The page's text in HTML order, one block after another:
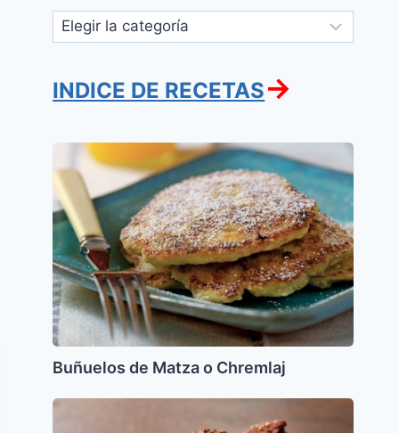
Categorías
INDICE DE RECETAS→
Buñuelos
de
Matza
o
Chremlaj
Buñuelos de Matza o Chremlaj
Falafel